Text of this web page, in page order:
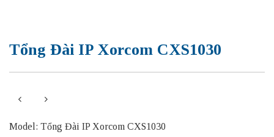
Tổng Đài IP Xorcom CXS1030
Model: Tổng Đài IP Xorcom CXS1030